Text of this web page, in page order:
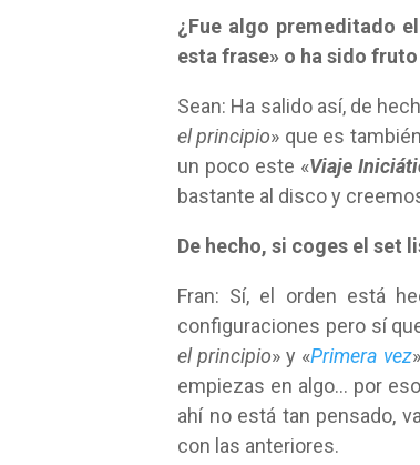
¿Fue algo premeditado
esta frase» o ha sido
Sean: Ha salido así, de
el principio» que es
un poco este «Viaje
bastante al disco y
De hecho, si coges el set
Fran: Sí, el orden está
configuraciones pero sí
el principio» y «Primera vez
empiezas en algo… por
ahí no está tan pensado,
con las anteriores.